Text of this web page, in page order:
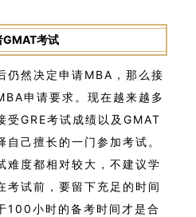
GMAT考试
仍然决定申请MBA，那么接
申请要求。现在越来越多
受GRE考试成绩以及GMAT
己擅长的一门参加考试。
难度都相对较大，不建议学
考试前，要留下充足的时间
100小时的备考时间才是合